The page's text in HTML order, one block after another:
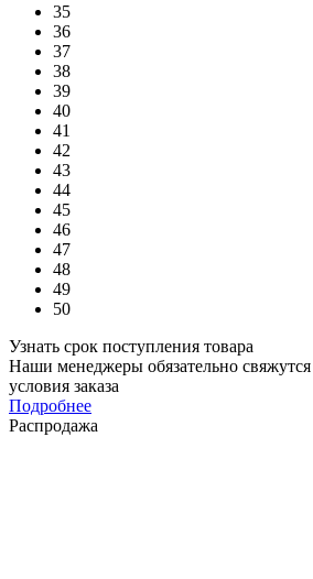
35
36
37
38
39
40
41
42
43
44
45
46
47
48
49
50
Узнать срок поступления товара
Наши менеджеры обязательно
условия заказа
Подробнее
Распродажа